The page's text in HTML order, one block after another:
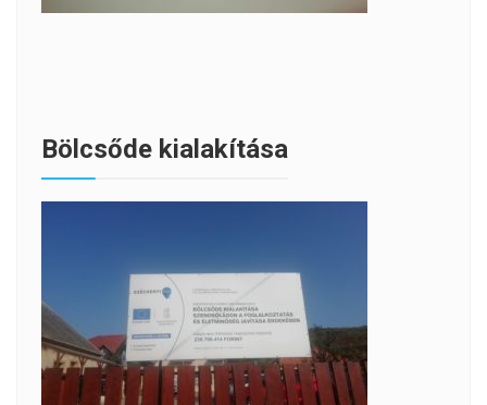
Bölcsőde kialakítása